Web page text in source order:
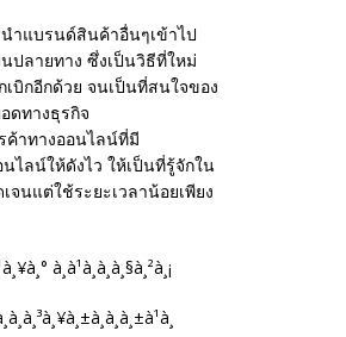
ำแบรนด์สินค้าอื่นๆเข้าไป
ปลายทาง ซึ่งเป็นวิธีที่ใหม่
บิกอีกด้วย จนเป็นที่สนใจของ
ดทางธุรกิจ
าทางออนไลน์ที่มี
ไลน์ให้ดังไว ให้เป็นที่รู้จักใน
นแต่ใช้ระยะเวลาน้อยเพียง